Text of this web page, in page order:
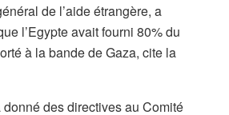
de l’aide étrangère, a
l’Egypte avait fourni 80% du
à la bande de Gaza, cite la
des directives au Comité